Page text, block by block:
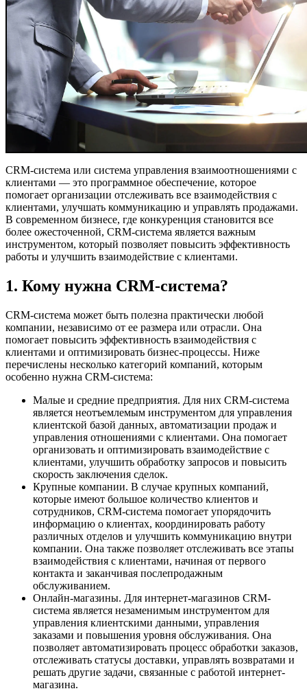
CRM-система или система управления взаимоотношениями с
клиентами — это программное обеспечение, которое
помогает организации отслеживать все взаимодействия с
клиентами, улучшать коммуникацию и управлять продажами.
В современном бизнесе, где конкуренция становится все
более ожесточенной, CRM-система является важным
инструментом, который позволяет повысить эффективность
работы и улучшить взаимодействие с клиентами.
1. Кому нужна CRM-система?
CRM-система может быть полезна практически любой
компании, независимо от ее размера или отрасли. Она
помогает повысить эффективность взаимодействия с
клиентами и оптимизировать бизнес-процессы. Ниже
перечислены несколько категорий компаний, которым
особенно нужна CRM-система:
Малые и средние предприятия. Для них CRM-система
является неотъемлемым инструментом для управления
клиентской базой данных, автоматизации продаж и
управления отношениями с клиентами. Она помогает
организовать и оптимизировать взаимодействие с
клиентами, улучшить обработку запросов и повысить
скорость заключения сделок.
Крупные компании. В случае крупных компаний,
которые имеют большое количество клиентов и
сотрудников, CRM-система помогает упорядочить
информацию о клиентах, координировать работу
различных отделов и улучшить коммуникацию внутри
компании. Она также позволяет отслеживать все этапы
взаимодействия с клиентами, начиная от первого
контакта и заканчивая послепродажным
обслуживанием.
Онлайн-магазины. Для интернет-магазинов CRM-
система является незаменимым инструментом для
управления клиентскими данными, управления
заказами и повышения уровня обслуживания. Она
позволяет автоматизировать процесс обработки заказов,
отслеживать статусы доставки, управлять возвратами и
решать другие задачи, связанные с работой интернет-
магазина.